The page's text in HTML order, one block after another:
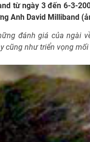
từ ngày 3 đến 6-3-
Anh David Milliband
đánh giá của ngài
cũng như triển vọng mối